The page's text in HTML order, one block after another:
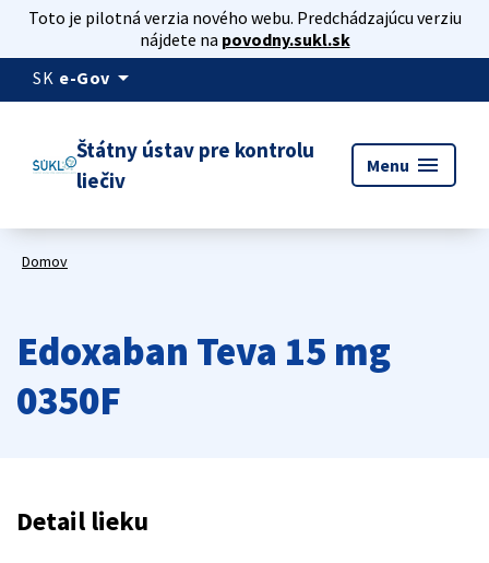
Toto je pilotná verzia nového webu. Predchádzajúcu verziu
nájdete na povodny.sukl.sk
SK e-Gov arrow_drop_down
Štátny ústav pre kontrolu
liečiv
Menu menu
Domov
Edoxaban Teva 15 mg
0350F
Detail lieku